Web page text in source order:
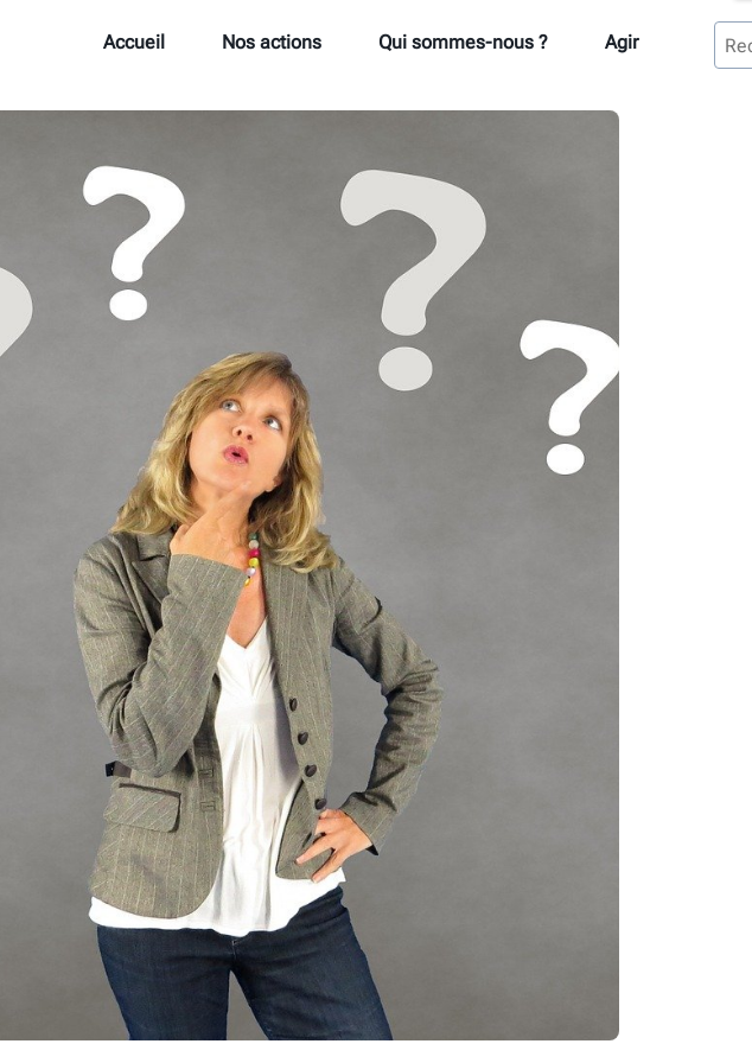
Accueil Nos actions Qui sommes-nous ? Agir